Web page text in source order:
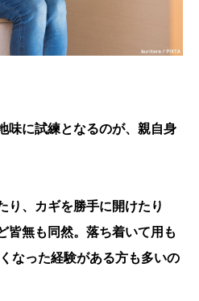
味に試練となるのが、親自身
り、カギを勝手に開けたり
皆無も同然。落ち着いて用も
なった経験がある方も多いの